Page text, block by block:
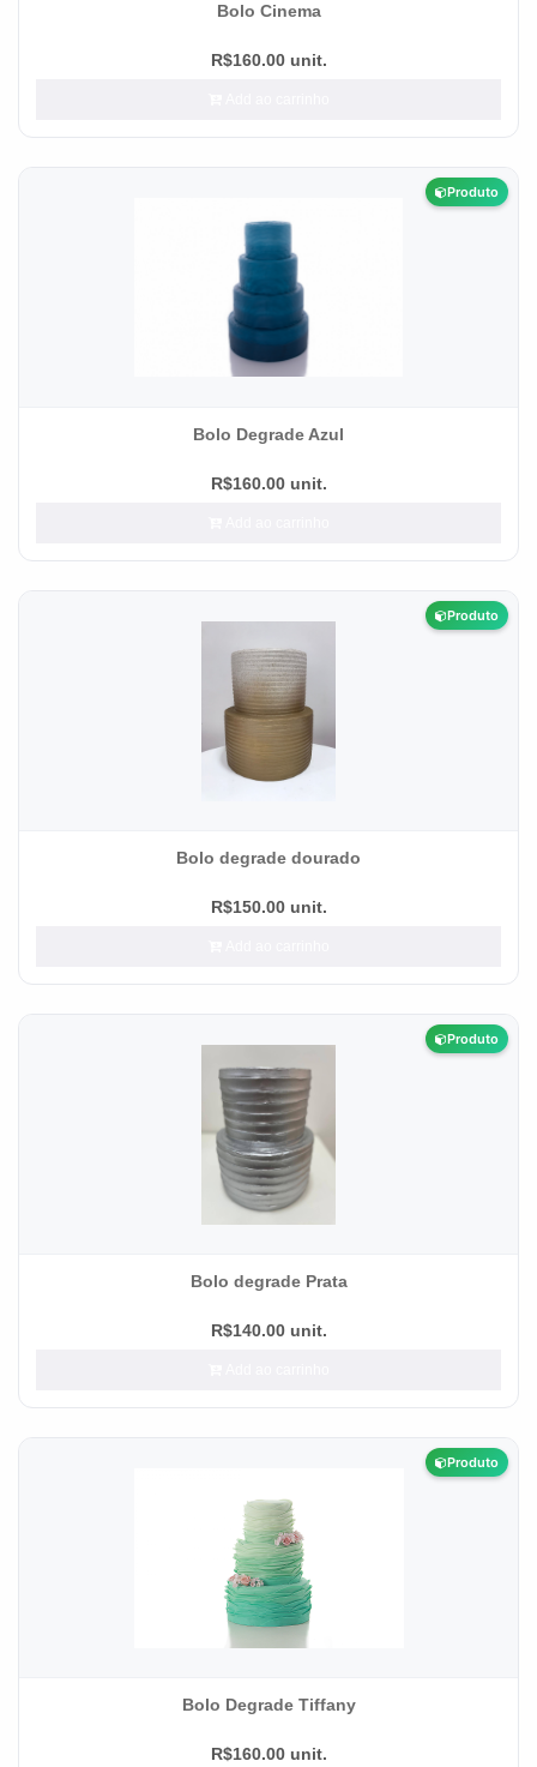
Bolo Cinema
R$160.00 unit.
Produto
Bolo Degrade Azul
R$160.00 unit.
Produto
Bolo degrade dourado
R$150.00 unit.
Produto
Bolo degrade Prata
R$140.00 unit.
Produto
Bolo Degrade Tiffany
R$160.00 unit.